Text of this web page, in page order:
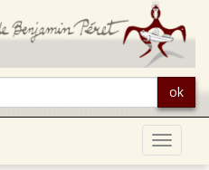
ok
Toggle